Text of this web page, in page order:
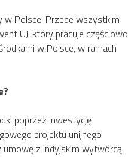
w Polsce. Przede wszystkim
UJ, który pracuje częściowo
w Polsce, w ramach
poprzez inwestycję
projektu unijnego
umowę z indyjskim wytwórcą